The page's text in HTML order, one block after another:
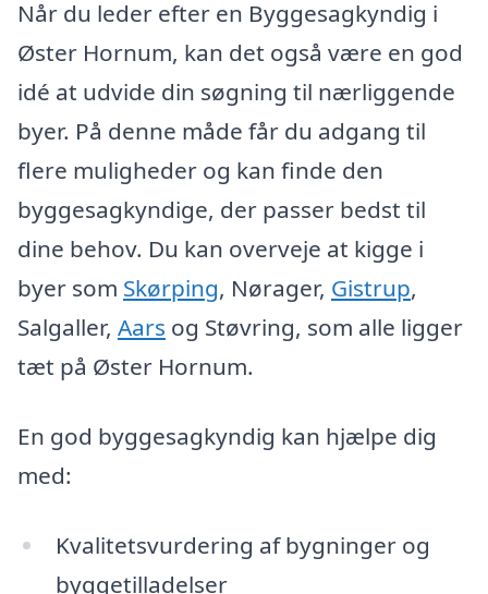
Når du leder efter en Byggesagkyndig i
Øster Hornum, kan det også være en god
idé at udvide din søgning til nærliggende
byer. På denne måde får du adgang til
flere muligheder og kan finde den
byggesagkyndige, der passer bedst til
dine behov. Du kan overveje at kigge i
byer som Skørping, Nørager, Gistrup,
Salgaller, Aars og Støvring, som alle ligger
tæt på Øster Hornum.
En god byggesagkyndig kan hjælpe dig
med:
Kvalitetsvurdering af bygninger og
byggetilladelser